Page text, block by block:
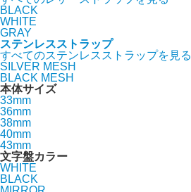
BLACK
WHITE
GRAY
ステンレスストラップ
すべてのステンレスストラップを見る
SILVER MESH
BLACK MESH
本体サイズ
33mm
36mm
38mm
40mm
43mm
文字盤カラー
WHITE
BLACK